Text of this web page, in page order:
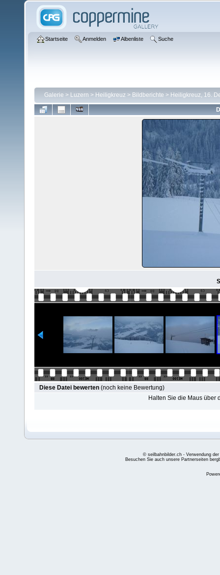
Startseite Anmelden Albenliste Suche
Galerie > Luzern > Heiligkreuz > Bildberichte > Heiligkreuz, 16.
Diese Datei bewerten (noch keine Bewertung)
Halten Sie die Maus über
© seilbahnbilder.ch - Verwendung
Besuchen Sie auch unsere Partnerseiten